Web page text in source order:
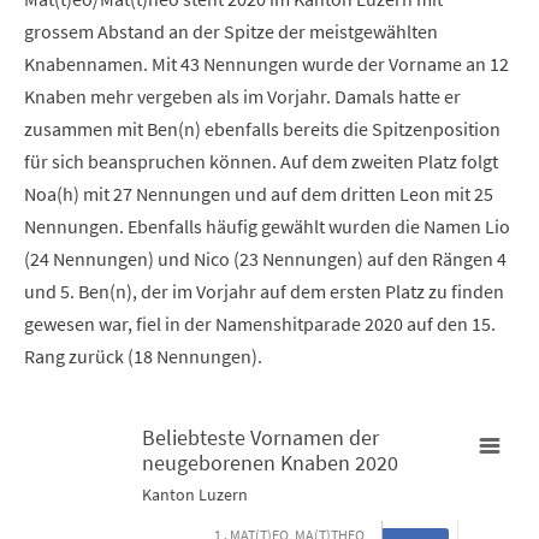
grossem Abstand an der Spitze der meistgewählten
Knabennamen. Mit 43 Nennungen wurde der Vorname an 12
Knaben mehr vergeben als im Vorjahr. Damals hatte er
zusammen mit Ben(n) ebenfalls bereits die Spitzenposition
für sich beanspruchen können. Auf dem zweiten Platz folgt
Noa(h) mit 27 Nennungen und auf dem dritten Leon mit 25
Nennungen. Ebenfalls häufig gewählt wurden die Namen Lio
(24 Nennungen) und Nico (23 Nennungen) auf den Rängen 4
und 5. Ben(n), der im Vorjahr auf dem ersten Platz zu finden
gewesen war, fiel in der Namenshitparade 2020 auf den 15.
Rang zurück (18 Nennungen).
Beliebteste Vornamen der neugeborenen Knaben 2020
Beliebteste Vornamen der
neugeborenen Knaben 2020
Kanton Luzern
1 . MAT(T)EO, MA(T)THEO